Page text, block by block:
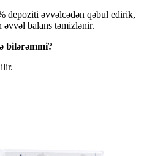
depoziti əvvəlcədən qəbul edirik,
əvvəl balans təmizlənir.
bilərəmmi?